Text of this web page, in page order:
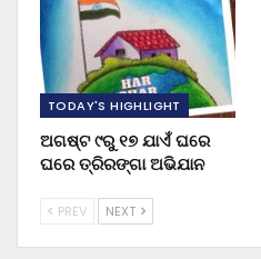
TODAY'S HIGHLIGHT
ଅଗଷ୍ଟ ୯ରୁ ୧୭ ଯାଏଁ ଘରେ
ଘରେ ତ୍ରିରଙ୍ଗା ଅଭିଯାନ
PREV NEXT